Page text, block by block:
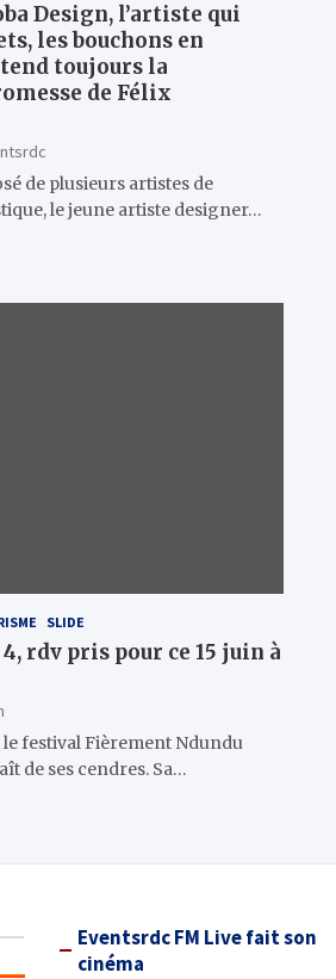
Design, l’artiste qui
les bouchons en
toujours la
de Félix
de plusieurs artistes de
le jeune artiste designer…
SLIDE
rdv pris pour ce 15 juin à
le festival Fièrement Ndundu
de ses cendres. Sa…
Eventsrdc FM Live fait son
cinéma